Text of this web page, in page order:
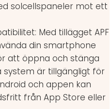
solcellspaneler mot ett
Med tillägget APF
din smartphone
att öppna och stänga
system är tillgängligt för
och appen kan
från App Store eller